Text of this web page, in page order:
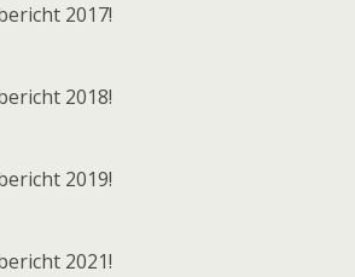
2017!
2018!
2019!
2021!